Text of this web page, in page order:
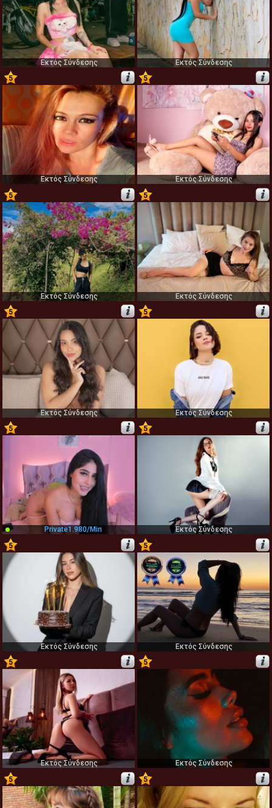
Εκτός Σύνδεσης
Εκτός Σύνδεσης
5
Εκτός Σύνδεσης
5
40
Εκτός Σύνδεσης
5
41
Εκτός Σύνδεσης
5
Εκτός Σύνδεσης
5
43
Εκτός Σύνδεσης
5
Εκτός Σύνδεσης
5
Private1.980/min
5
Εκτός Σύνδεσης
5
47
Εκτός Σύνδεσης
5
48
Εκτός Σύνδεσης
5
Εκτός Σύνδεσης
5
Εκτός Σύνδεσης
5
51
5
52